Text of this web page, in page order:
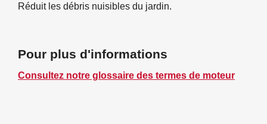
Réduit les débris nuisibles du jardin.
Pour plus d'informations
Consultez notre glossaire des termes de moteur